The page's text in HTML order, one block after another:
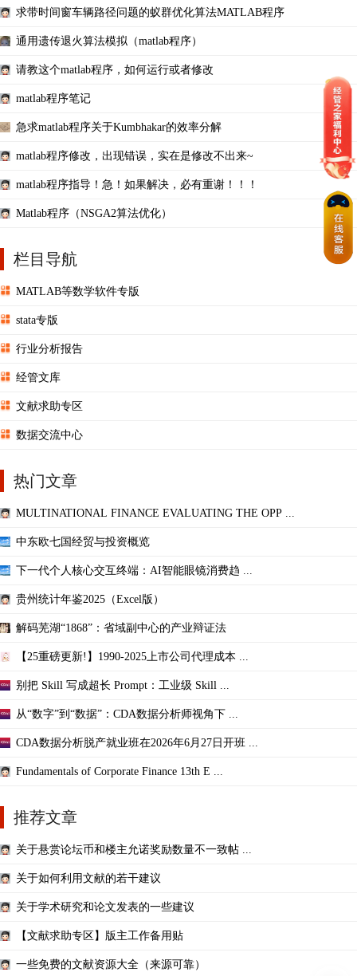
求带时间窗车辆路径问题的蚁群优化算法MATLAB程序
通用遗传退火算法模拟（matlab程序）
请教这个matlab程序，如何运行或者修改
matlab程序笔记
急求matlab程序关于Kumbhakar的效率分解
matlab程序修改，出现错误，实在是修改不出来~
matlab程序指导！急！如果解决，必有重谢！！！
Matlab程序（NSGA2算法优化）
栏目导航
MATLAB等数学软件专版
stata专版
行业分析报告
经管文库
文献求助专区
数据交流中心
热门文章
MULTINATIONAL FINANCE EVALUATING THE OPP ...
中东欧七国经贸与投资概览
下一代个人核心交互终端：AI智能眼镜消费趋 ...
贵州统计年鉴2025（Excel版）
解码芜湖“1868”：省域副中心的产业辩证法
【25重磅更新!】1990-2025上市公司代理成本 ...
别把 Skill 写成超长 Prompt：工业级 Skill ...
从“数字”到“数据”：CDA数据分析师视角下 ...
CDA数据分析脱产就业班在2026年6月27日开班 ...
Fundamentals of Corporate Finance 13th E ...
推荐文章
关于悬赏论坛币和楼主允诺奖励数量不一致帖 ...
关于如何利用文献的若干建议
关于学术研究和论文发表的一些建议
【文献求助专区】版主工作备用贴
一些免费的文献资源大全（来源可靠）